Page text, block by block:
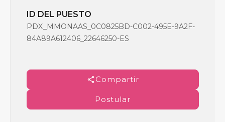
ID DEL PUESTO
PDX_MMONAAS_0C0825BD-C002-495E-9A2F-
84A89A612406_22646250-ES
Compartir
Postular